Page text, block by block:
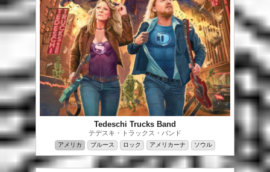
Tedeschi Trucks Band
テデスキ・トラックス・バンド
アメリカ ブルース ロック アメリカーナ ソウル